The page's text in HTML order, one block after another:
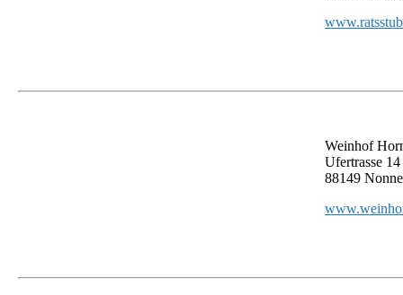
Weinhof
Ufertrasse 14
88149